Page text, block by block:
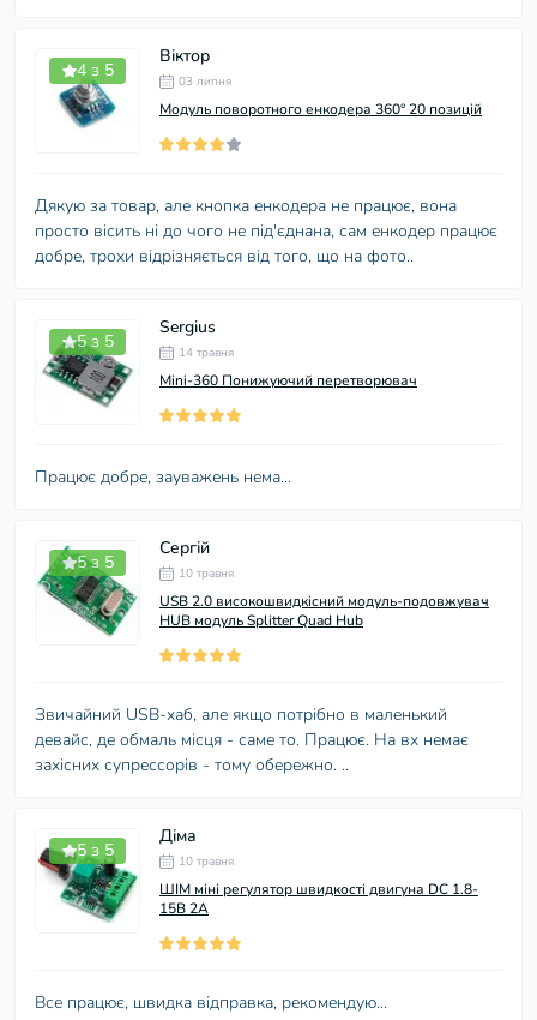
4 з 5
Віктор
03 липня
Модуль поворотного енкодера 360° 20 позицій
Дякую за товар, але кнопка енкодера не працює, вона
просто вісить ні до чого не під'єднана, сам енкодер працює
добре, трохи відрізняється від того, що на фото..
5 з 5
Sergius
14 травня
Mini-360 Понижуючий перетворювач
Працює добре, зауважень нема...
5 з 5
Сергій
10 травня
USB 2.0 високошвидкісний модуль-подовжувач
HUB модуль Splitter Quad Hub
Звичайний USB-хаб, але якщо потрібно в маленький
девайс, де обмаль місця - саме то. Працює. На вх немає
захісних супрессорів - тому обережно. ..
5 з 5
Діма
10 травня
ШІМ міні регулятор швидкості двигуна DC 1.8-
15В 2А
Все працює, швидка відправка, рекомендую...